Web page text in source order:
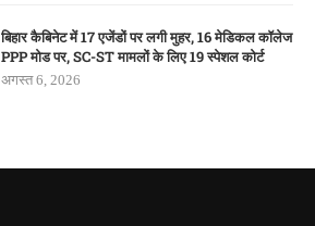
बिहार कैबिनेट में 17 एजेंडों पर लगी मुहर, 16 मेडिकल कॉलेज
PPP मोड पर, SC-ST मामलों के लिए 19 स्पेशल कोर्ट
अगस्त 6, 2026